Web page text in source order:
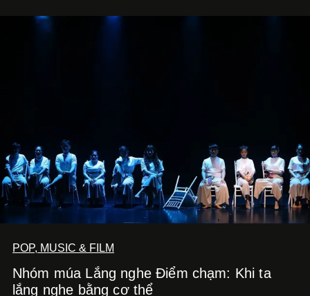
POP, MUSIC & FILM
Nhóm múa Lắng nghe Điểm chạm: Khi ta
lắng nghe bằng cơ thể